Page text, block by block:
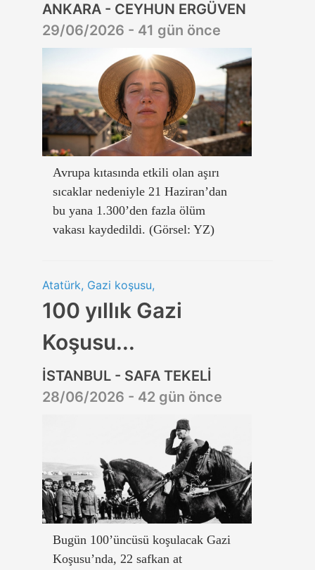
ANKARA - CEYHUN ERGÜVEN
29/06/2026 - 41 gün önce
Avrupa kıtasında etkili olan aşırı
sıcaklar nedeniyle 21 Haziran’dan
bu yana 1.300’den fazla ölüm
vakası kaydedildi. (Görsel: YZ)
Atatürk, Gazi koşusu,
100 yıllık Gazi
Koşusu...
İSTANBUL - SAFA TEKELİ
28/06/2026 - 42 gün önce
Bugün 100’üncüsü koşulacak Gazi
Koşusu’nda, 22 safkan at